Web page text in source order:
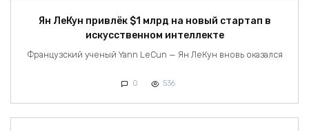
Ян ЛеКун привлёк $1 млрд на новый стартап в
искусственном интеллекте
Французский ученый Yann LeCun — Ян ЛеКун вновь оказался
0 536